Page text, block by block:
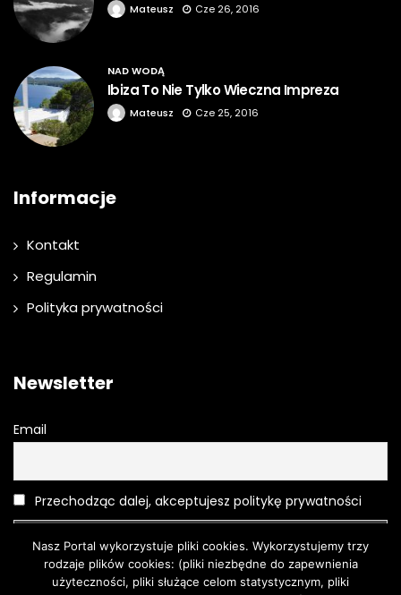
Mateusz Cze 26, 2016
NAD WODĄ
Ibiza To Nie Tylko Wieczna Impreza
Mateusz Cze 25, 2016
Informacje
Kontakt
Regulamin
Polityka prywatności
Newsletter
Email
Przechodząc dalej, akceptujesz politykę prywatności
Nasz Portal wykorzystuje pliki cookies. Wykorzystujemy trzy
rodzaje plików cookies: (pliki niezbędne do zapewnienia
użyteczności, pliki służące celom statystycznym, pliki